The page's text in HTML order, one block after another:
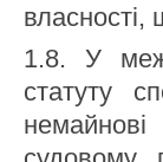
1.8. У
статуту